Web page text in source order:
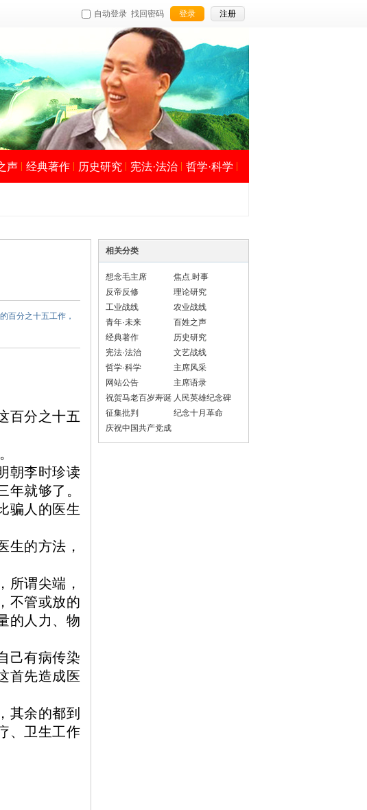
自动登录 找回密码 登录 注册
声 经典著作 历史研究 宪法·法治 哲学·科学
百分之十五工作，
百分之十五
了。
朝李时珍读
就够了。
骗人的医生
生的方法，
所谓尖端，
不管或放的
的人力、物
己有病传染
首先造成医
其余的都到
、卫生工作
相关分类
想念毛主席
焦点.时事
反帝反修
理论研究
工业战线
农业战线
青年·未来
百姓之声
经典著作
历史研究
宪法·法治
文艺战线
哲学·科学
主席风采
网站公告
主席语录
祝贺马老百岁寿诞 人民英雄纪念碑
征集批判
纪念十月革命
庆祝中国共产党成
立100周年